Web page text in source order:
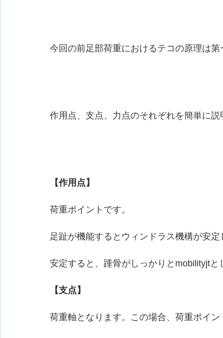
今回の前足部荷重におけるテコの原理は
作用点、支点、力点のそれぞれを簡単に説
【作用点】
荷重ポイントです。
足趾が機能するとウィンドラス機構が安定
安定すると、踵骨がしっかりとmobilityjt
【支点】
荷重軸となります。この場合、荷重ポイ